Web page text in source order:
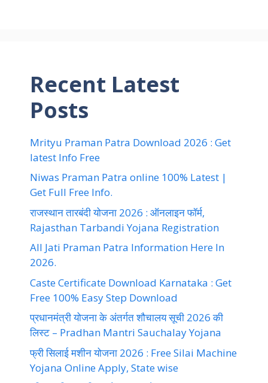
Recent Latest
Posts
Mrityu Praman Patra Download 2026 : Get
latest Info Free
Niwas Praman Patra online 100% Latest |
Get Full Free Info.
राजस्थान तारबंदी योजना 2026 : ऑनलाइन फॉर्म,
Rajasthan Tarbandi Yojana Registration
All Jati Praman Patra Information Here In
2026.
Caste Certificate Download Karnataka : Get
Free 100% Easy Step Download
प्रधानमंत्री योजना के अंतर्गत शौचालय सूची 2026 की
लिस्ट – Pradhan Mantri Sauchalay Yojana
फ्री सिलाई मशीन योजना 2026 : Free Silai Machine
Yojana Online Apply, State wise